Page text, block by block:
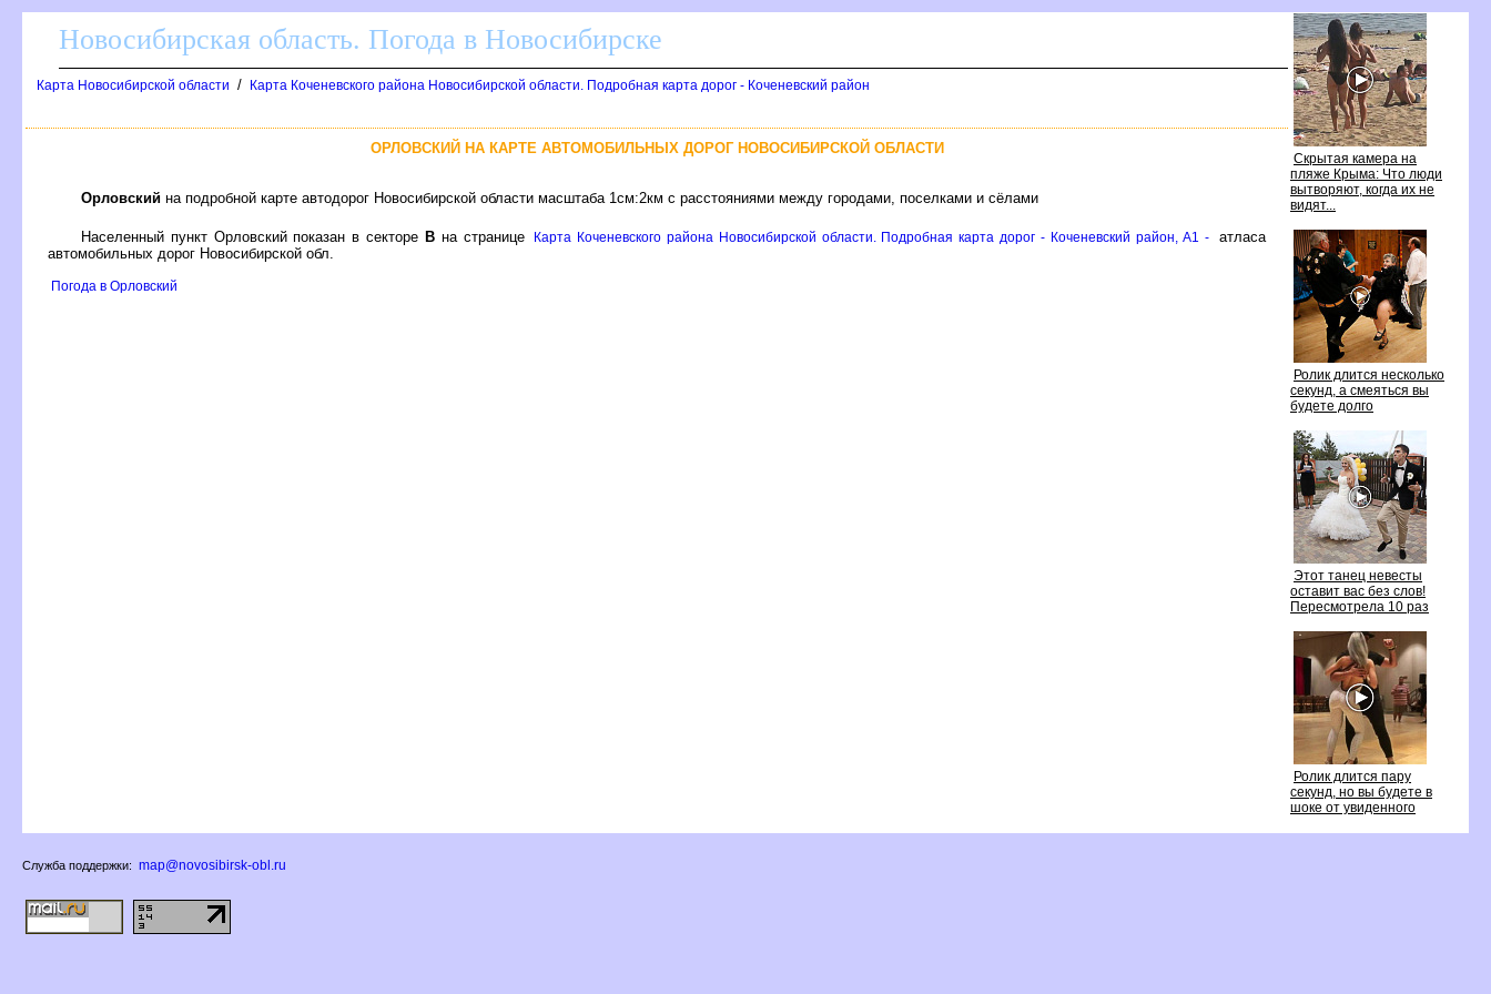
Скрытая камера на
пляже Крыма: Что люди
ытворяют, когда их не
идят...
Ролик длится несколько
секунд, а смеяться вы
удете долго
Этот танец невесты
оставит вас без слов!
Пересмотрела 10 раз
Ролик длится пару
секунд, но вы будете
шоке от увиденного
Новосибирская область. Погода в Новосибирске
Карта Новосибирской области / Карта Коченевского района Новосибирской области. Подробная карта дорог - Коченевский район
ОРЛОВСКИЙ НА КАРТЕ АВТОМОБИЛЬНЫХ ДОРОГ НОВОСИБИРСКОЙ ОБЛАСТИ
Орловский на подробной карте автодорог Новосибирской области масштаба 1см:2км с расстояниями между городами, поселками и сёлами
Населенный пункт Орловский показан в секторе на странице Карта Коченевского района Новосибирской области. Подробная карта дорог - Коченевский район, A1 -
атласа
автомобильных дорог Новосибирской обл.
Погода в Орловский
Служба поддержки: map@novosibirsk-obl.ru